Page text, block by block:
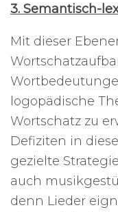
3. Semantisch-
Mit dieser
logopädische
Wortschatz zu
Defiziten in
gezielte
auch
denn Lieder